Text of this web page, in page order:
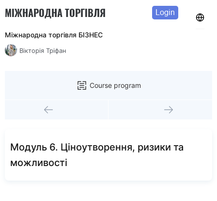
МІЖНАРОДНА ТОРГІВЛЯ Login
Міжнародна торгівля БІЗНЕС
Вікторія Тріфан
Course program
Модуль 6. Ціноутворення, ризики та
можливості